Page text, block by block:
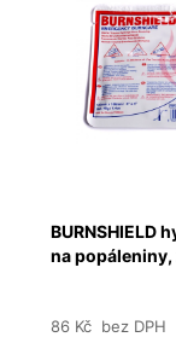
BURNSHIELD
na
86 Kč bez DPH